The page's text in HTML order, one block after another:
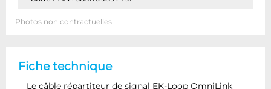
Photos non contractuelles
Fiche technique
Le câble répartiteur de signal EK-Loop OmniLink